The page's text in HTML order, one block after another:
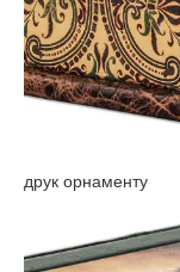
друк орнаменту